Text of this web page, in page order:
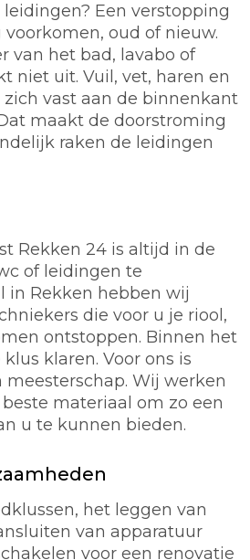
Een verstopping
oud of nieuw.
van het bad, lavabo of
niet uit. Vuil, vet, haren en
vast aan de binnenkant
maakt de doorstroming
raken de leidingen
Rekken 24 is altijd in de
of leidingen te
in Rekken hebben wij
die voor u je riool,
ontstoppen. Binnen het
klaren. Voor ons is
Wij werken
materiaal om zo een
u te kunnen bieden.
het leggen van
van apparatuur
voor een renovatie